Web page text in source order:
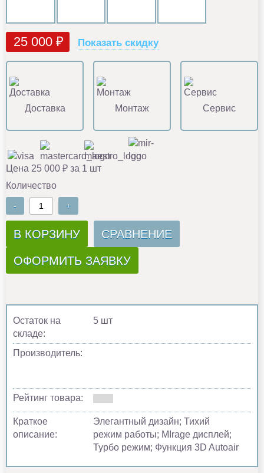
25 000 ₽ Показать скидку
Доставка Монтаж Сервис
Цена 25 000 ₽ за 1 шт
Количество
- +
В КОРЗИНУ СРАВНЕНИЕ
ОФОРМИТЬ ЗАЯВКУ
Остаток на
складе:
5 шт
Производитель:
Рейтинг товара:
Краткое
описание:
Элегантный дизайн; Тихий
режим работы; MIrage дисплей;
Турбо режим; Функция 3D Autoair